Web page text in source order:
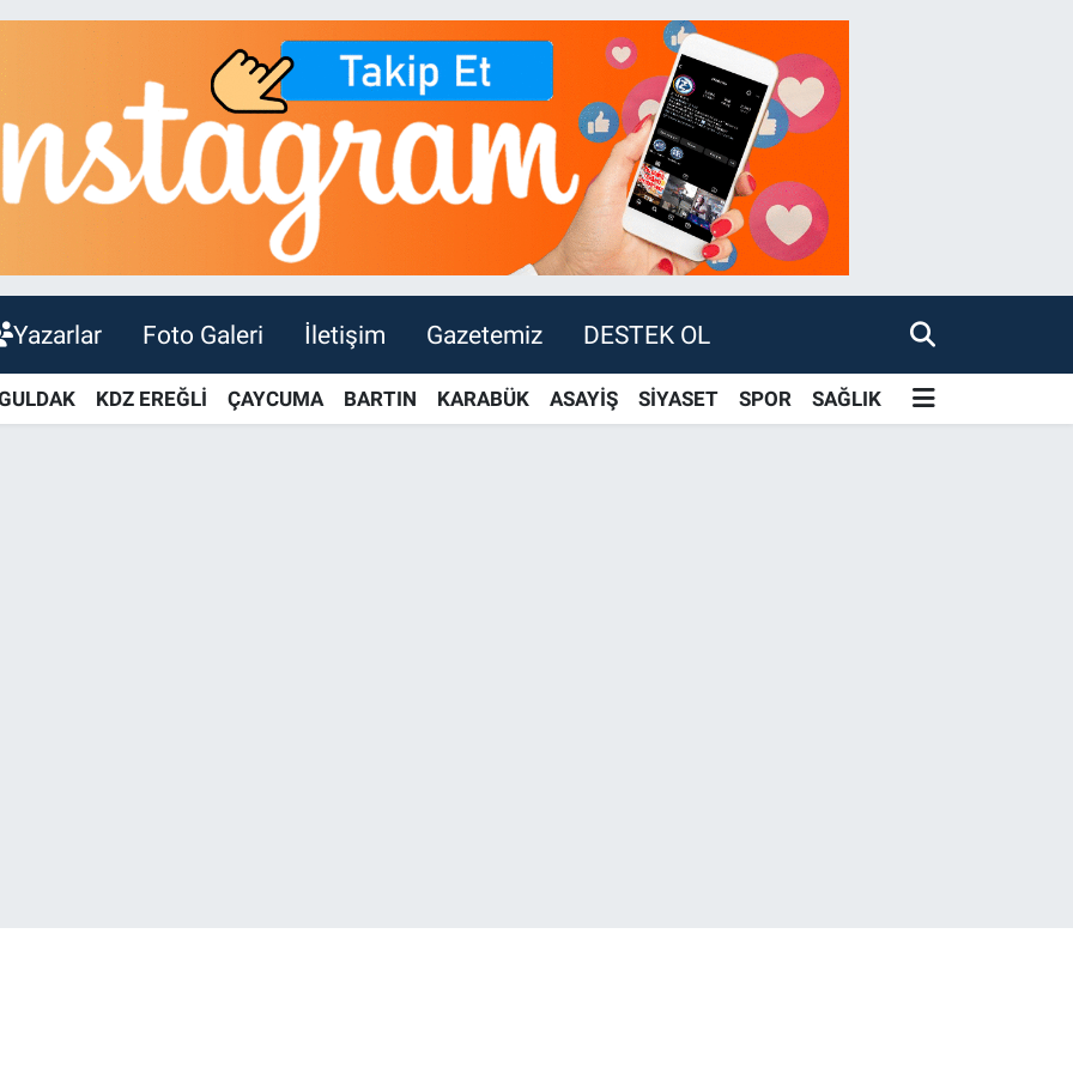
Yazarlar Foto Galeri İletişim Gazetemiz DESTEK OL
KDZ EREĞLİ ÇAYCUMA BARTIN KARABÜK ASAYİŞ SİYASET SPOR SAĞLIK